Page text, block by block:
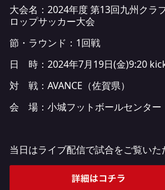
大会名：2024年度 第13回九州クラ
ロップサッカー大会
節・ラウンド：1回戦
日 時：2024年7月19日(金)9:20
対 戦：AVANCE（佐賀県）
会 場：小城フットボールセンター
当日はライブ配信で試合をご覧いた